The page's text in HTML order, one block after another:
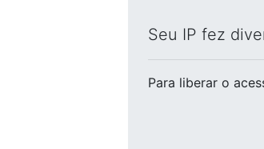
Seu IP fez
Para liberar o